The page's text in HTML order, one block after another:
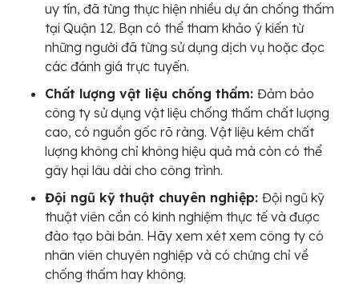
uy tín, đã từng thực hiện nhiều dự án chống thấm
tại Quận 12. Bạn có thể tham khảo ý kiến từ
những người đã từng sử dụng dịch vụ hoặc đọc
các đánh giá trực tuyến.
Chất lượng vật liệu chống thấm: Đảm bảo
công ty sử dụng vật liệu chống thấm chất lượng
cao, có nguồn gốc rõ ràng. Vật liệu kém chất
lượng không chỉ không hiệu quả mà còn có thể
gây hại lâu dài cho công trình.
Đội ngũ kỹ thuật chuyên nghiệp: Đội ngũ kỹ
thuật viên cần có kinh nghiệm thực tế và được
đào tạo bài bản. Hãy xem xét xem công ty có
nhân viên chuyên nghiệp và có chứng chỉ về
chống thấm hay không.